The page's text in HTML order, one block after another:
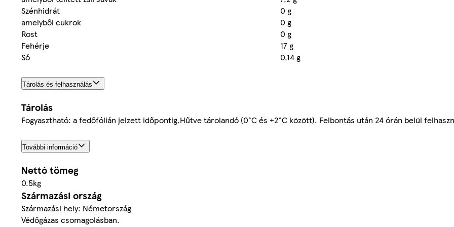
Szénhidrát
0 g
amelyből cukrok
0 g
Rost
0 g
Fehérje
17 g
Só
0,14 g
Tárolás és felhasználás
Tárolás
Fogyasztható: a fedőfólián jelzett időpontig.Hűtve tárolandó (0°C és +2°C között). Felbontás után 24 órán belül
További információ
Nettó tömeg
0.5kg
Származási ország
Származási hely: Németország
Védőgázas csomagolásban.